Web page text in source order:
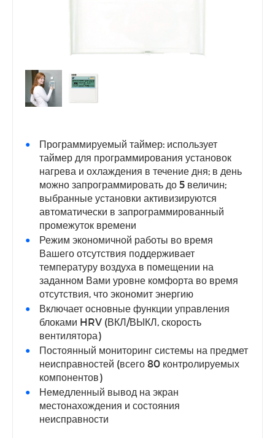
Программируемый таймер: использует
таймер для программирования установок
нагрева и охлаждения в течение дня; в день
можно запрограммировать до 5 величин;
выбранные установки активизируются
автоматически в запрограммированный
промежуток времени
Режим экономичной работы во время
Вашего отсутствия поддерживает
температуру воздуха в помещении на
заданном Вами уровне комфорта во время
отсутствия, что экономит энергию
Включает основные функции управления
блоками HRV (ВКЛ/ВЫКЛ, скорость
вентилятора)
Постоянный мониторинг системы на предмет
неисправностей (всего 80 контролируемых
компонентов)
Немедленный вывод на экран
местонахождения и состояния
неисправности